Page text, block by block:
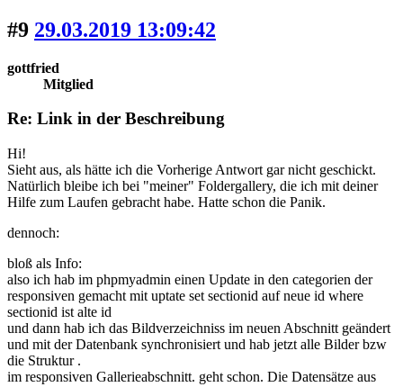
#9 29.03.2019 13:09:42
gottfried
Mitglied
Re: Link in der Beschreibung
Hi!
Sieht aus, als hätte ich die Vorherige Antwort gar nicht geschickt.
Natürlich bleibe ich bei "meiner" Foldergallery, die ich mit deiner
Hilfe zum Laufen gebracht habe. Hatte schon die Panik.
dennoch:
bloß als Info:
also ich hab im phpmyadmin einen Update in den categorien der
responsiven gemacht mit uptate set sectionid auf neue id where
sectionid ist alte id
und dann hab ich das Bildverzeichniss im neuen Abschnitt geändert
und mit der Datenbank synchronisiert und hab jetzt alle Bilder bzw
die Struktur .
im responsiven Gallerieabschnitt. geht schon. Die Datensätze aus